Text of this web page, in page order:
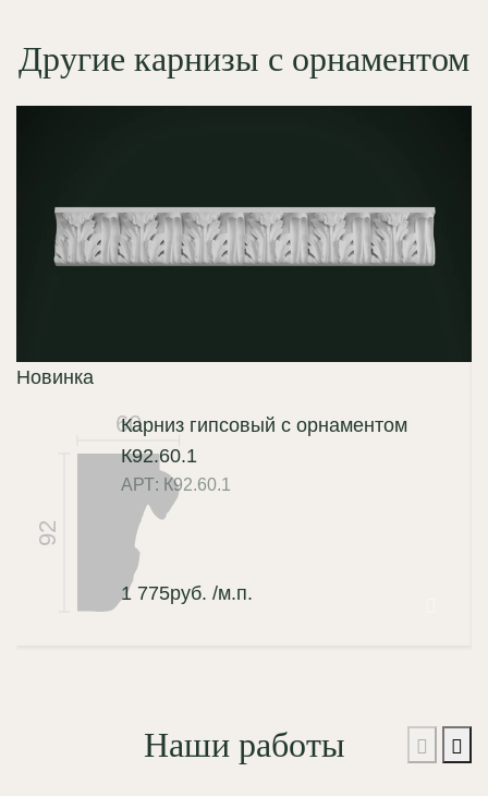
Другие карнизы с орнаментом
Новинка
60
92
Карниз гипсовый с орнаментом
К92.60.1
АРТ: К92.60.1
1 775руб. /м.п.
Наши работы